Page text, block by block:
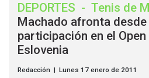
DEPORTES - Tenis de
Machado afronta
participación en el
Eslovenia
Redacción | Lunes 17 enero de 2011